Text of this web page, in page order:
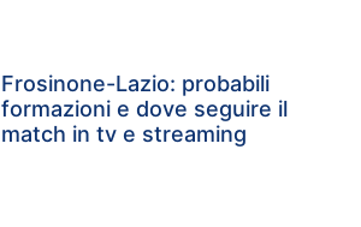
Frosinone-Lazio: probabili
formazioni e dove seguire il
match in tv e streaming